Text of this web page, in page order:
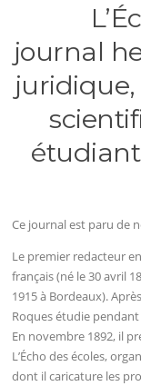
journal
Ce journal est paru de
Le premier redacteur
français (né le 30 avril
1915 à Bordeaux).
Roques étudie pendant
En novembre 1892, il
L’Écho des écoles,
dont il caricature les